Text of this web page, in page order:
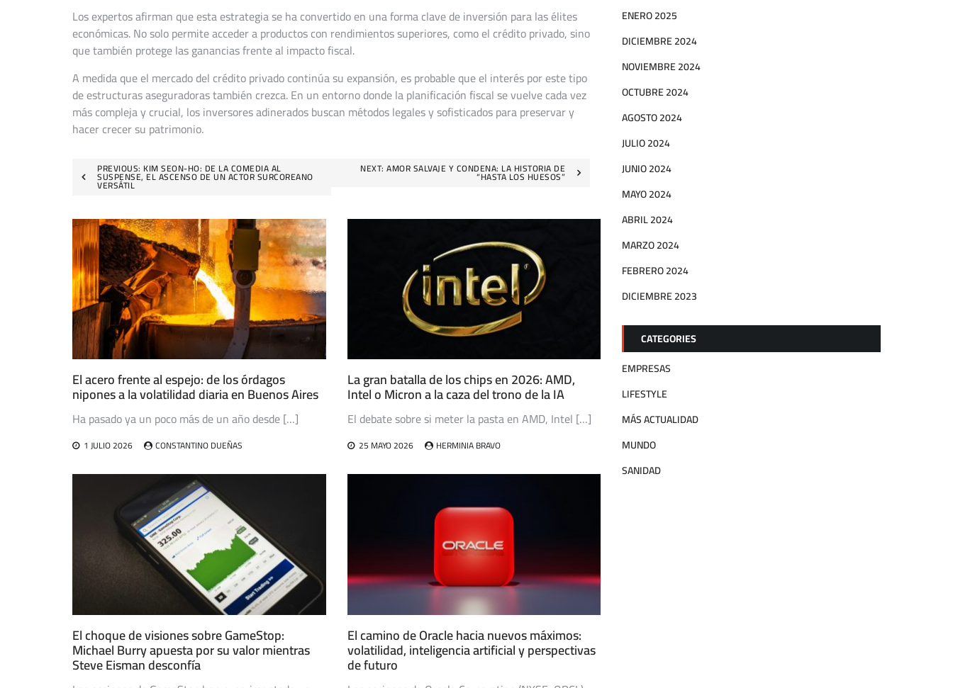
Los expertos afirman que esta estrategia se ha convertido en una forma clave de inversión para las élites
económicas. No solo permite acceder a productos con rendimientos superiores, como el crédito privado, sino
que también protege las ganancias frente al impacto fiscal.
A medida que el mercado del crédito privado continúa su expansión, es probable que el interés por este tipo
de estructuras aseguradoras también crezca. En un entorno donde la planificación fiscal se vuelve cada vez
más compleja y crucial, los inversores adinerados buscan métodos legales y sofisticados para preservar y
hacer crecer su patrimonio.
Navegación
entradas
PREVIOUS: KIM SEON-HO: DE LA COMEDIA AL
SUSPENSE, EL ASCENSO DE UN ACTOR SURCOREANO
VERSÁTIL
NEXT: AMOR SALVAJE Y CONDENA: LA HISTORIA DE
“HASTA LOS HUESOS”
El acero frente al espejo: de los órdagos
nipones a la volatilidad diaria en Buenos Aires
Ha pasado ya un poco más de un año desde […]
1 JULIO 2026 CONSTANTINO DUEÑAS
La gran batalla de los chips en 2026: AMD,
Intel o Micron a la caza del trono de la IA
El debate sobre si meter la pasta en AMD, Intel […]
25 MAYO 2026 HERMINIA BRAVO
El choque de visiones sobre GameStop:
Michael Burry apuesta por su valor mientras
Steve Eisman desconfía
El camino de Oracle hacia nuevos máximos:
volatilidad, inteligencia artificial y perspectivas
de futuro
ENERO 2025
DICIEMBRE 2024
NOVIEMBRE 2024
OCTUBRE 2024
AGOSTO 2024
JULIO 2024
JUNIO 2024
MAYO 2024
ABRIL 2024
MARZO 2024
FEBRERO 2024
DICIEMBRE 2023
CATEGORIES
EMPRESAS
LIFESTYLE
MÁS ACTUALIDAD
MUNDO
SANIDAD